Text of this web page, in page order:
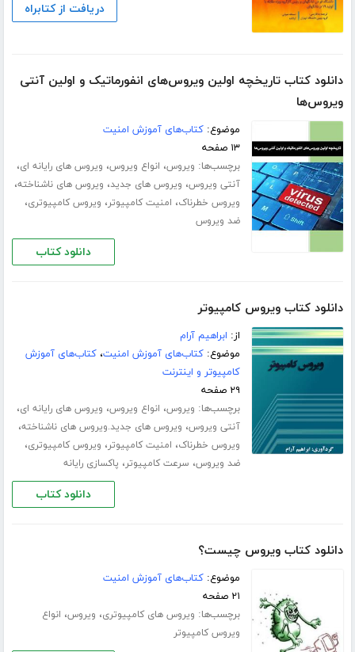
دریافت از کتابراه
دانلود کتاب تاریخچه اولین ویروس‌های انفورماتیک و اولین آنتی
ویروس‌ها
موضوع:کتاب‌های آموزش امنیت
۱۳ صفحه
برچسب‌ها: ویروس، انواع ویروس، ویروس های رایانه ای،
آنتی ویروس، ویروس های جدید، ویروس های ناشناخته،
ویروس خطرناک، امنیت کامپیوتر، ویروس کامپیوتری،
ضد ویروس
دانلود کتاب
دانلود کتاب ویروس کامپیوتر
از: ابراهیم آرام
موضوع:کتاب‌های آموزش امنیت،کتاب‌های آموزش
کامپیوتر و اینترنت
۲۹ صفحه
برچسب‌ها: ویروس، انواع ویروس، ویروس های رایانه ای،
آنتی ویروس، ویروس های جدید.ویروس های ناشناخته،
ویروس خطرناک، امنیت کامپیوتر، ویروس کامپیوتری،
ضد ویروس، سرعت کامپیوتر، پاکسازی رایانه
دانلود کتاب
دانلود کتاب ویروس چیست؟
موضوع:کتاب‌های آموزش امنیت
۲۱ صفحه
برچسب‌ها: ویروس های کامپیوتری، ویروس، انواع
ویروس کامپیوتر